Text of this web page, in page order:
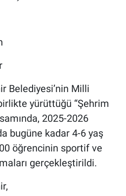
Belediyesi’nin Milli
yürüttüğü “Şehrim
2025-2026
bugüne kadar 4-6 yaş
öğrencinin sportif ve
gerçekleştirildi.